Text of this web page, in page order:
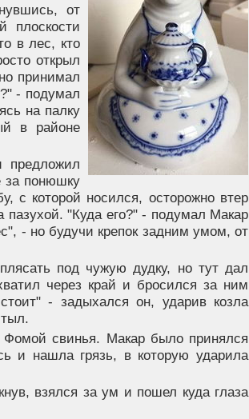
от
плоскости
в лес, кто
открыл
принимал
- подумал
на палку
в районе
предложил
за понюшку
с которой носился, осторожно втер
"Куда его?" - подумал Макар
- но будучи крепок задним умом, от
под чужую дудку, но тут дал
через край и бросился за ним
- задыхался он, ударив козла
Фомой свинья. Макар было принялся
и нашла грязь, в которую ударила
взялся за ум и пошел куда глаза